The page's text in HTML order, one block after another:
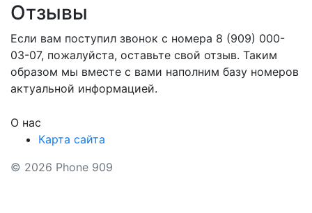
Отзывы
Если вам поступил звонок с номера 8 (909) 000-
03-07, пожалуйста, оставьте свой отзыв. Таким
образом мы вместе с вами наполним базу номеров
актуальной информацией.
О нас
Карта сайта
© 2026 Phone 909